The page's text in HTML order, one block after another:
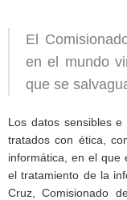
El
en el mundo
que se
Los datos sensibles
tratados con ética,
informática, en el que
el tratamiento de la
Cruz, Comisionado